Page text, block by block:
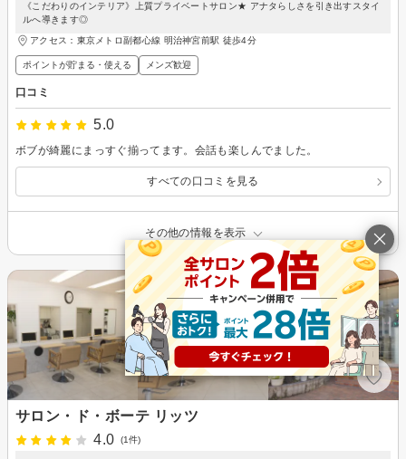
《こだわりのインテリア》上質プライベートサロン★ アナタらしさを引き出すスタイ
ルへ導きます◎
アクセス：東京メトロ副都心線 明治神宮前駅 徒歩4分
ポイントが貯まる・使える メンズ歓迎
口コミ
5.0
ボブが綺麗にまっすぐ揃ってます。会話も楽しんでました。
すべての口コミを見る
その他の情報を表示
サロン・ド・ボーテ リッツ
4.0
(1件)